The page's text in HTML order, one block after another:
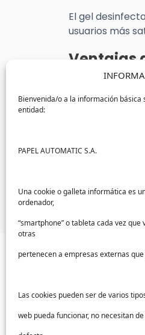
Bienvenida/o a la información
entidad:
PAPEL AUTOMATIC S.A.
Una cookie o galleta informática es
ordenador,
“smartphone” o tableta cada vez
otras
pertenecen a empresas externas
Las cookies pueden ser de varios
web pueda funcionar, no necesitan
El gel
usuarios más
Ventajas
Puedes
en las
Sectores